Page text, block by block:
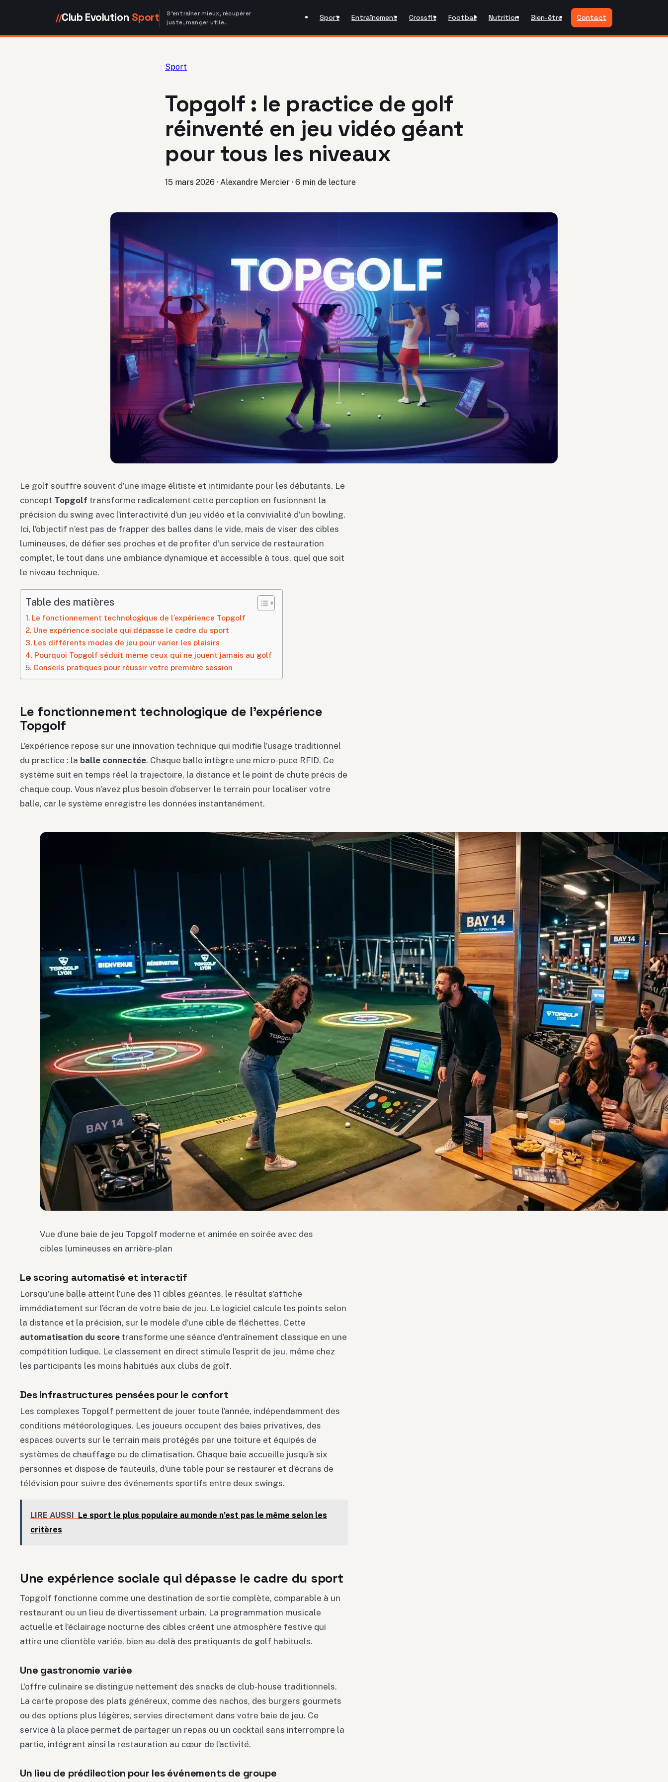
//Club Evolution Sport
S'entraîner mieux, récupérer
juste, manger utile.
Sport Entraînement Crossfit Football Nutrition Bien-être Contact
Sport
Topgolf : le practice de golf
réinventé en jeu vidéo géant
pour tous les niveaux
15 mars 2026 · Alexandre Mercier · 6 min de lecture
Le golf souffre souvent d’une image élitiste et intimidante pour les débutants. Le
concept Topgolf transforme radicalement cette perception en fusionnant la
précision du swing avec l’interactivité d’un jeu vidéo et la convivialité d’un bowling.
Ici, l’objectif n’est pas de frapper des balles dans le vide, mais de viser des cibles
lumineuses, de défier ses proches et de profiter d’un service de restauration
complet, le tout dans une ambiance dynamique et accessible à tous, quel que soit
le niveau technique.
Table des matières
Le fonctionnement technologique de l’expérience Topgolf
Une expérience sociale qui dépasse le cadre du sport
Les différents modes de jeu pour varier les plaisirs
Pourquoi Topgolf séduit même ceux qui ne jouent jamais au golf
Conseils pratiques pour réussir votre première session
Le fonctionnement technologique de l’expérience
Topgolf
L’expérience repose sur une innovation technique qui modifie l’usage traditionnel
du practice : la balle connectée. Chaque balle intègre une micro-puce RFID. Ce
système suit en temps réel la trajectoire, la distance et le point de chute précis de
chaque coup. Vous n’avez plus besoin d’observer le terrain pour localiser votre
balle, car le système enregistre les données instantanément.
Vue d’une baie de jeu Topgolf moderne et animée en soirée avec des
cibles lumineuses en arrière-plan
Le scoring automatisé et interactif
Lorsqu’une balle atteint l’une des 11 cibles géantes, le résultat s’affiche
immédiatement sur l’écran de votre baie de jeu. Le logiciel calcule les points selon
la distance et la précision, sur le modèle d’une cible de fléchettes. Cette
automatisation du score transforme une séance d’entraînement classique en une
compétition ludique. Le classement en direct stimule l’esprit de jeu, même chez
les participants les moins habitués aux clubs de golf.
Des infrastructures pensées pour le confort
Les complexes Topgolf permettent de jouer toute l’année, indépendamment des
conditions météorologiques. Les joueurs occupent des baies privatives, des
espaces ouverts sur le terrain mais protégés par une toiture et équipés de
systèmes de chauffage ou de climatisation. Chaque baie accueille jusqu’à six
personnes et dispose de fauteuils, d’une table pour se restaurer et d’écrans de
télévision pour suivre des événements sportifs entre deux swings.
LIRE AUSSI
Le sport le plus populaire au monde n’est pas le même selon les
critères
Une expérience sociale qui dépasse le cadre du sport
Topgolf fonctionne comme une destination de sortie complète, comparable à un
restaurant ou un lieu de divertissement urbain. La programmation musicale
actuelle et l’éclairage nocturne des cibles créent une atmosphère festive qui
attire une clientèle variée, bien au-delà des pratiquants de golf habituels.
Une gastronomie variée
L’offre culinaire se distingue nettement des snacks de club-house traditionnels.
La carte propose des plats généreux, comme des nachos, des burgers gourmets
ou des options plus légères, servies directement dans votre baie de jeu. Ce
service à la place permet de partager un repas ou un cocktail sans interrompre la
partie, intégrant ainsi la restauration au cœur de l’activité.
Un lieu de prédilection pour les événements de groupe